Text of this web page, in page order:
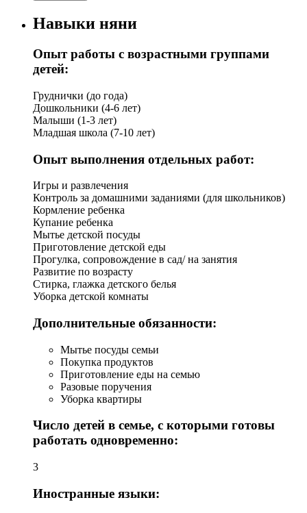
Навыки няни
Опыт работы с возрастными группами
детей:
Груднички (до года)
Дошкольники (4-6 лет)
Малыши (1-3 лет)
Младшая школа (7-10 лет)
Опыт выполнения отдельных работ:
Игры и развлечения
Контроль за домашними заданиями (для школьников)
Кормление ребенка
Купание ребенка
Мытье детской посуды
Приготовление детской еды
Прогулка, сопровождение в сад/ на занятия
Развитие по возрасту
Стирка, глажка детского белья
Уборка детской комнаты
Дополнительные обязанности:
Мытье посуды семьи
Покупка продуктов
Приготовление еды на семью
Разовые поручения
Уборка квартиры
Число детей в семье, с которыми готовы
работать одновременно:
3
Иностранные языки: